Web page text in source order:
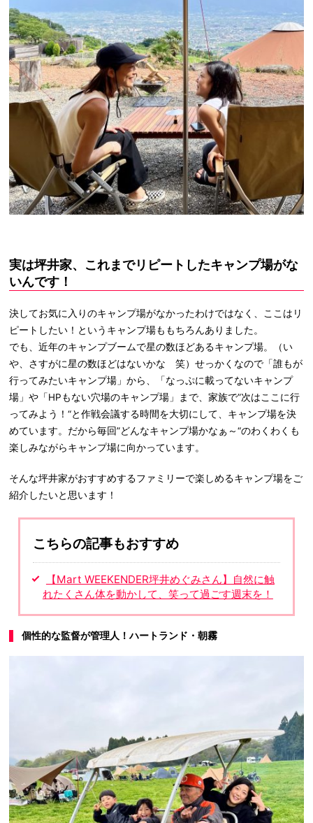
実は坪井家、これまでリピートしたキャンプ場がな
いんです！
決してお気に入りのキャンプ場がなかったわけではなく、ここはリ
ピートしたい！というキャンプ場ももちろんありました。
でも、近年のキャンプブームで星の数ほどあるキャンプ場。（い
や、さすがに星の数ほどはないかな 笑）せっかくなので「誰もが
行ってみたいキャンプ場」から、「なっぷに載ってないキャンプ
場」や「HPもない穴場のキャンプ場」まで、家族で”次はここに行
ってみよう！“と作戦会議する時間を大切にして、キャンプ場を決
めています。だから毎回”どんなキャンプ場かなぁ～“のわくわくも
楽しみながらキャンプ場に向かっています。
そんな坪井家がおすすめするファミリーで楽しめるキャンプ場をご
紹介したいと思います！
こちらの記事もおすすめ
【Mart WEEKENDER坪井めぐみさん】自然に触
れたくさん体を動かして、笑って過ごす週末を！
個性的な監督が管理人！ハートランド・朝霧